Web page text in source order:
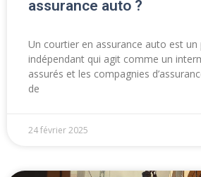
assurance auto ?
Un courtier en assurance auto est un
indépendant qui agit comme un
assurés et les compagnies
de
24 février 2025